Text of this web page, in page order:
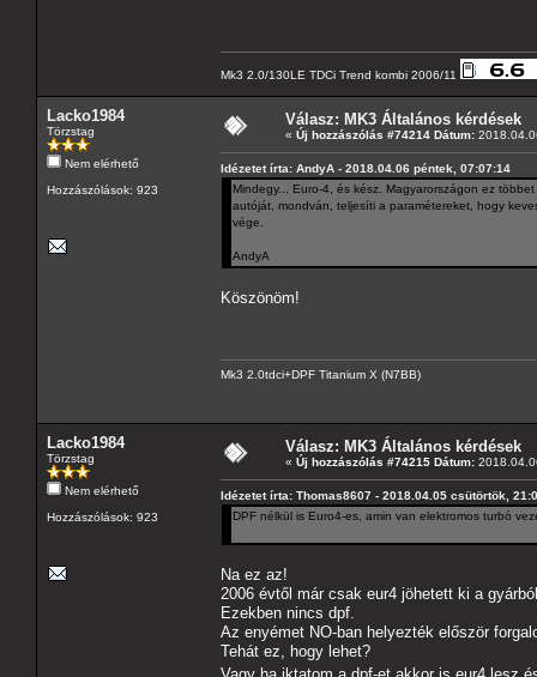
Mk3 2.0/130LE TDCi Trend kombi 2006/11
Lacko1984
Törzstag
Nem elérhető
Hozzászólások: 923
Válasz: MK3 Általános kérdések
« Új hozzászólás #74214 Dátum:
Idézetet írta: AndyA - 2018.04.06 péntek, 07:07:14
Mindegy... Euro-4, és kész. Magyarországon ez
autóját, mondván, teljesíti a paramétereket, hogy
vége.
AndyA
Köszönöm!
Mk3 2.0tdci+DPF Titanium X (N7BB)
Lacko1984
Törzstag
Nem elérhető
Hozzászólások: 923
Válasz: MK3 Általános kérdések
« Új hozzászólás #74215 Dátum:
Idézetet írta: Thomas8607 - 2018.04.05 csütörtök,
DPF nélkül is Euro4-es, amin van elektromos turbó
Na ez az!
2006 évtől már csak eur4 jöhetett ki a
Ezekben nincs dpf.
Az enyémet NO-ban helyezték először
Tehát ez, hogy lehet?